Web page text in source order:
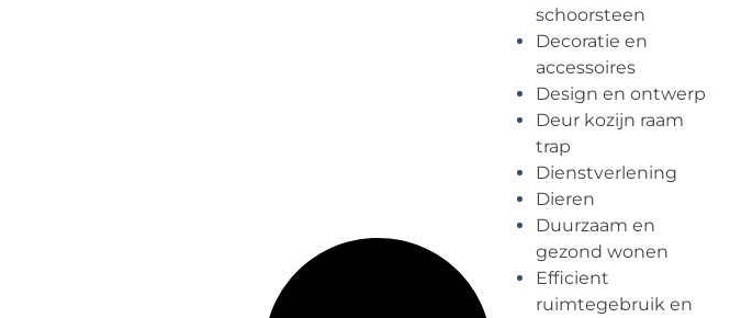
schoorsteen
Decoratie en
accessoires
Design en ontwerp
Deur kozijn raam
trap
Dienstverlening
Dieren
Duurzaam en
gezond wonen
Efficient
ruimtegebruik en